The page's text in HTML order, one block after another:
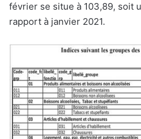
février se situe à 103,89, soit
rapport à janvier 2021.